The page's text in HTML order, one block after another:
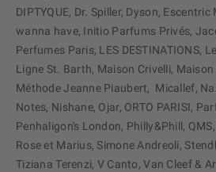
DIPTYQUE, Dr. Spiller, Dyson,
wanna have, Initio Parfums Privés,
Perfumes Paris, LES DESTINATIONS,
Ligne St. Barth, Maison Crivelli,
Méthode Jeanne Piaubert, Micallef,
Notes, Nishane, Ojar, ORTO PARISI,
Penhaligon's London, Philly&Phill,
Rose et Marius, Simone Andreoli,
Tiziana Terenzi, V Canto, Van Cleef &